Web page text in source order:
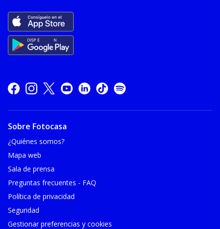
Sobre Fotocasa
¿Quiénes somos?
Mapa web
Sala de prensa
Preguntas frecuentes - FAQ
Política de privacidad
Seguridad
Gestionar preferencias y cookies